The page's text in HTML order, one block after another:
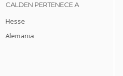
CALDEN PERTENECE A
Hesse
Alemania